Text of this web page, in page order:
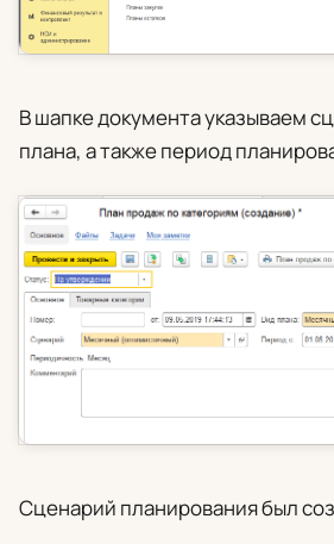
В шапке документа указываем
плана, а также период
Сценарий планирования был